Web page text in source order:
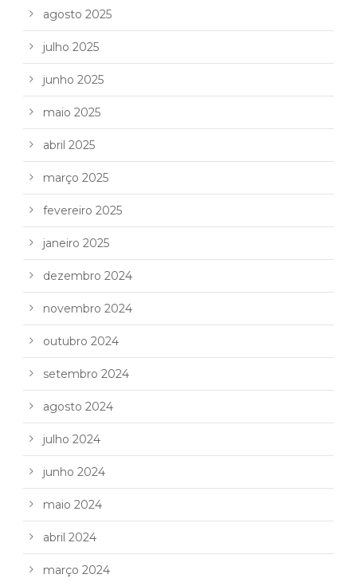
agosto 2025
julho 2025
junho 2025
maio 2025
abril 2025
março 2025
fevereiro 2025
janeiro 2025
dezembro 2024
novembro 2024
outubro 2024
setembro 2024
agosto 2024
julho 2024
junho 2024
maio 2024
abril 2024
março 2024